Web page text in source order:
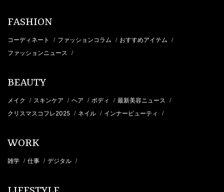
FASHION
コーディネート / ファッションコラム / おすすめアイテム /
ファッションニュース /
BEAUTY
メイク / スキンケア / ヘア / ボディ / 最新美容ニュース /
クリスマスコフレ2025 / ネイル / インナービューティ /
WORK
雑学 / 仕事 / デジタル /